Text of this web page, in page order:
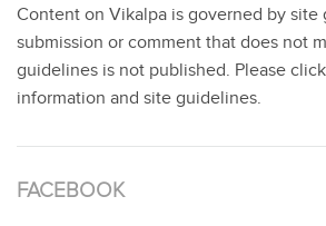
Content on Vikalpa is governed by site
submission or comment that does not
guidelines is not published. Please click
information and site guidelines.
FACEBOOK